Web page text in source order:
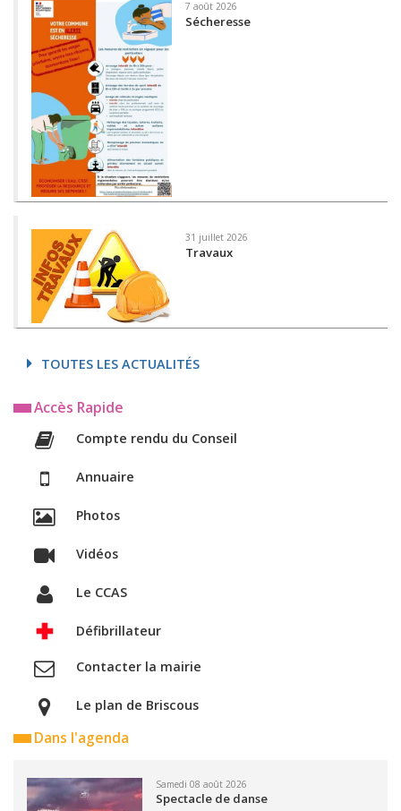
7 août 2026
Sécheresse
31 juillet 2026
Travaux
TOUTES LES ACTUALITÉS
Accès Rapide
Compte rendu du Conseil
Annuaire
Photos
Vidéos
Le CCAS
Défibrillateur
Contacter la mairie
Le plan de Briscous
Dans l'agenda
Samedi 08 août 2026
Spectacle de danse